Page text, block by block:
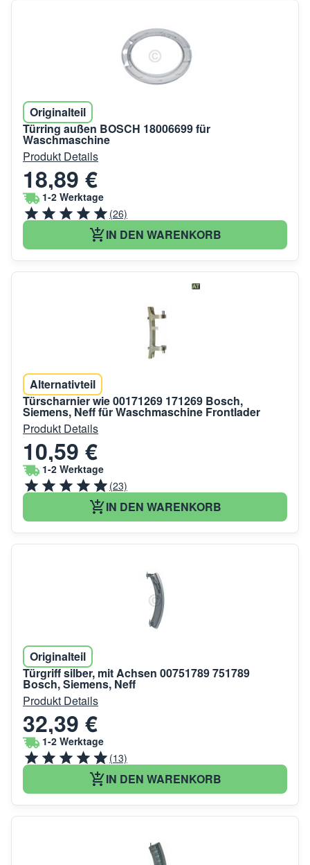
Originalteil
Türring außen BOSCH 18006699 für
Waschmaschine
Produkt Details
18,89 €
1-2 Werktage
(26)
IN DEN WARENKORB
Alternativteil
Türscharnier wie 00171269 171269 Bosch,
Siemens, Neff für Waschmaschine Frontlader
Produkt Details
10,59 €
1-2 Werktage
(23)
IN DEN WARENKORB
Originalteil
Türgriff silber, mit Achsen 00751789 751789
Bosch, Siemens, Neff
Produkt Details
32,39 €
1-2 Werktage
(13)
IN DEN WARENKORB